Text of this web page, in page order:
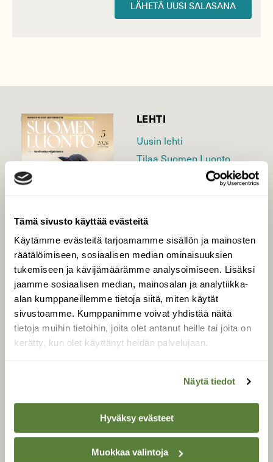
Tämä sivusto käyttää evästeitä
Käytämme evästeitä tarjoamamme sisällön ja mainosten
räätälöimiseen, sosiaalisen median ominaisuuksien
tukemiseen ja kävijämäärämme analysoimiseen. Lisäksi
jaamme sosiaalisen median, mainosalan ja analytiikka-
alan kumppaneillemme tietoja siitä, miten käytät
sivustoamme. Kumppanimme voivat yhdistää näitä
tietoja muihin tietoihin, joita olet antanut heille tai joita on
kerätty, kun olet käyttänyt heidän palvelujaan.
Näytä tiedot
Hyväksy evästeet
Muokkaa valintoja
LÄHETÄ UUSI SALASANA
LEHTI
Uusin lehti
Tilaa Suomen Luonto
Tilaa digilukuoikeus
SUOMEN LUONNON­
SUOJELU­LIITTO
Suomen Luonto -lehden
kustantaja onSuomen
luonnonsuojelu­liitto.